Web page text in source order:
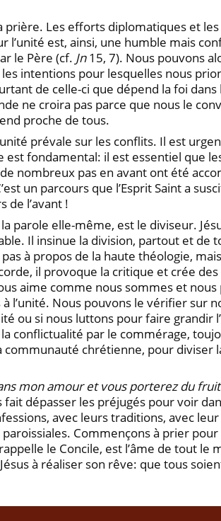
Les efforts diplomatiques et
l’unité est, ainsi, une humble mais
le Père (cf. Jn15, 7). Nous pouvons
les intentions pour lesquelles nous
de celle-ci que dépend la foi
ne croira pas parce que nous le
proche de tous.
prévale sur les conflits. Il est
fondamental: il est essentiel que
nombreux pas en avant ont été
un parcours que l’Esprit Saint a
de l’avant !
elle-même, est le diviseur.
Il insinue la division, partout et de
à propos de la haute théologie,
il provoque la critique et crée
aime comme nous sommes et
l’unité. Nous pouvons le vérifier sur
ou si nous luttons pour faire grandir
conflictualité par le commérage,
chrétienne, pour diviser
mon amour et vous porterez du
dépasser les préjugés pour voir
avec leurs traditions, avec
Commençons à prier
le Concile, est l’âme de tout
à réaliser son rêve: que tous